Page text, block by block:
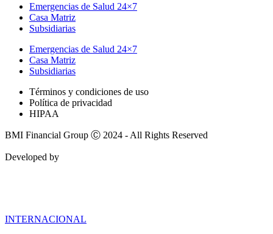
Emergencias de Salud 24×7
Casa Matriz
Subsidiarias
Emergencias de Salud 24×7
Casa Matriz
Subsidiarias
Términos y condiciones de uso
Política de privacidad
HIPAA
BMI Financial Group Ⓒ 2024 - All Rights Reserved
Developed by
INTERNACIONAL